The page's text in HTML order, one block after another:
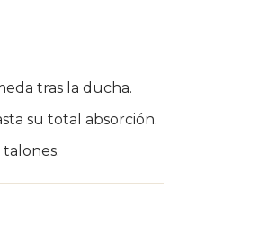
tras la ducha.
su total absorción.
talones.